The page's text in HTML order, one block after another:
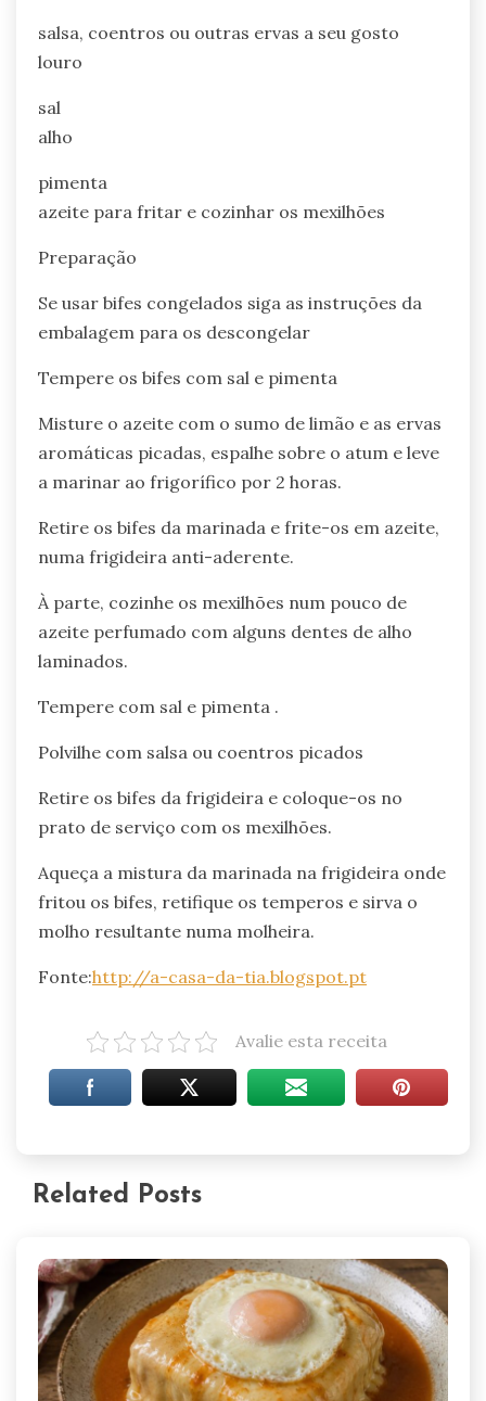
salsa, coentros ou outras ervas a seu gosto
louro
sal
alho
pimenta
azeite para fritar e cozinhar os mexilhões
Preparação
Se usar bifes congelados siga as instruções da
embalagem para os descongelar
Tempere os bifes com sal e pimenta
Misture o azeite com o sumo de limão e as ervas
aromáticas picadas, espalhe sobre o atum e leve
a marinar ao frigorífico por 2 horas.
Retire os bifes da marinada e frite-os em azeite,
numa frigideira anti-aderente.
À parte, cozinhe os mexilhões num pouco de
azeite perfumado com alguns dentes de alho
laminados.
Tempere com sal e pimenta .
Polvilhe com salsa ou coentros picados
Retire os bifes da frigideira e coloque-os no
prato de serviço com os mexilhões.
Aqueça a mistura da marinada na frigideira onde
fritou os bifes, retifique os temperos e sirva o
molho resultante numa molheira.
Fonte:http://a-casa-da-tia.blogspot.pt
Avalie esta receita
Related Posts